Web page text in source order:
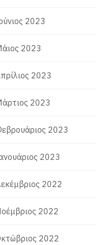
2023
2023
2023
2023
2023
2023
2022
2022
2022